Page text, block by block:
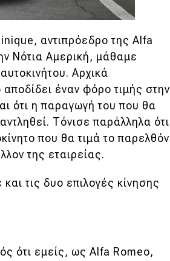
αντιπρόεδρο της Alfa
Νότια Αμερική, μάθαμε
Αρχικά
έναν φόρο τιμής στην
ότι η παραγωγή του που θα
Τόνισε παράλληλα ότι
που θα τιμά το παρελθόν
της εταιρείας.
τις δυο επιλογές κίνησης
ότι εμείς, ως Alfa Romeo,